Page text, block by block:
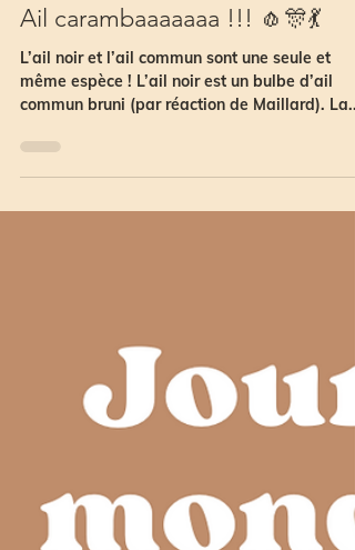
3 août 2023
Ail carambaaaaaaa !!! 🧄🎊💃
L’ail noir et l’ail commun sont une seule et
commun bruni (par réaction de Maillard). La...